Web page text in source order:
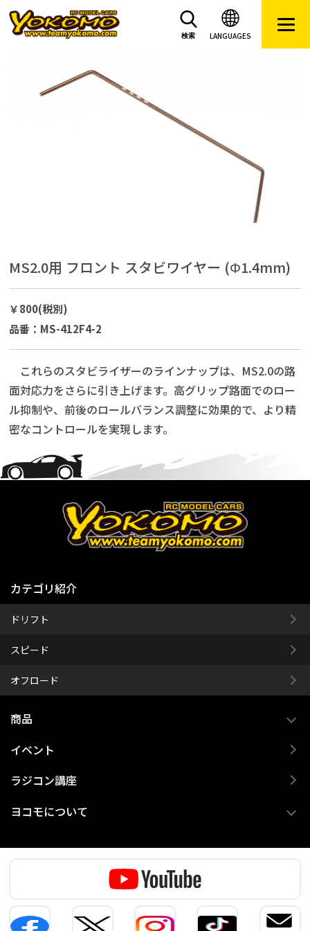
LANGUAGES
検索
MS2.0用 フロント スタビワイヤー (Φ1.4mm)
￥800(税別)
品番：MS-412F4-2
これらのスタビライザーのラインナップは、MS2.0の路
面対応力をさらに引き上げます。高グリップ路面でのロー
ル抑制や、前後のロールバランス調整に効果的で、より精
密なコントロールを実現します。
カテゴリ紹介
ドリフト
スピード
オフロード
商品
イベント
ラジコン講座
ヨコモについて